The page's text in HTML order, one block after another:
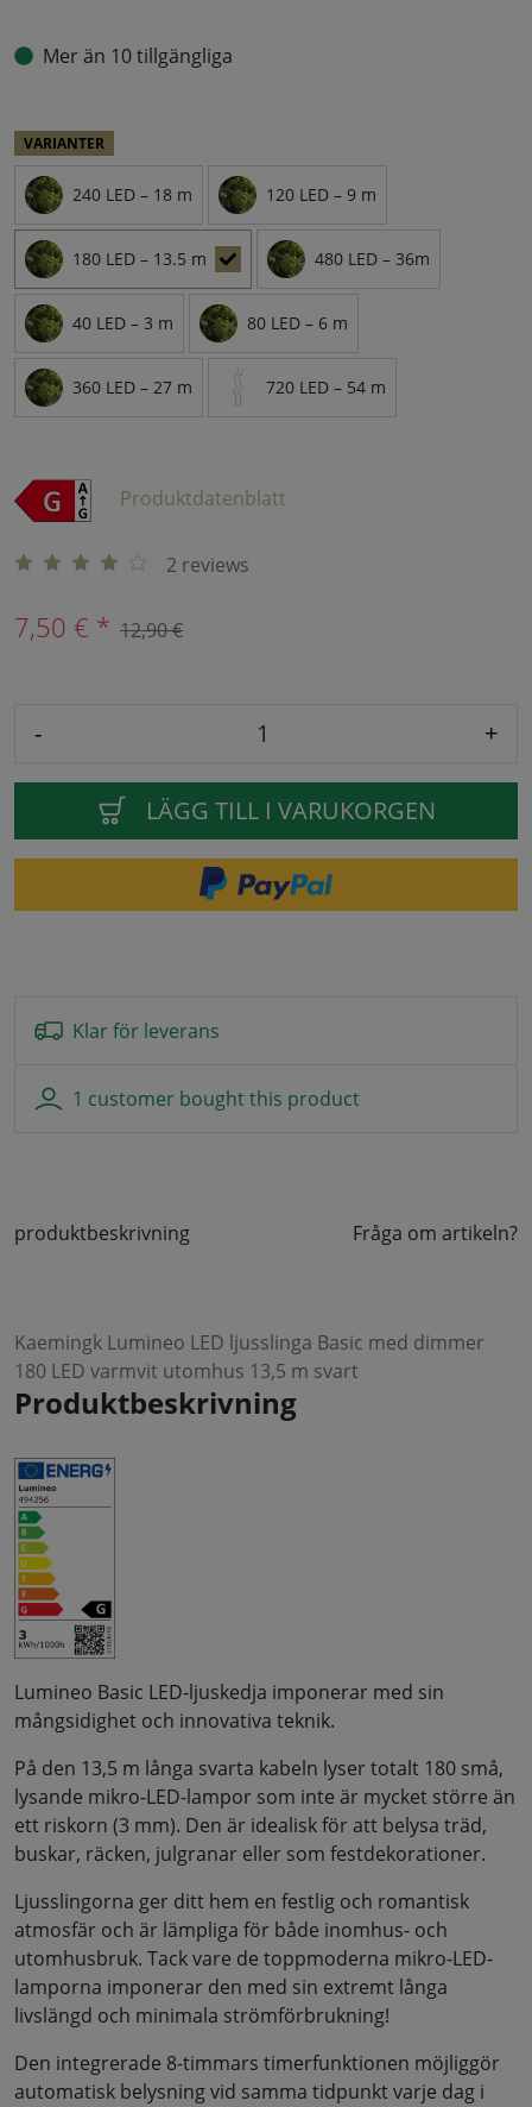
Mer än 10 tillgängliga
VARIANTER
240 LED – 18 m 120 LED – 9 m
180 LED – 13.5 m 480 LED – 36m
40 LED – 3 m 80 LED – 6 m
360 LED – 27 m 720 LED – 54 m
Produktdatenblatt
2 reviews
7,50 € * 12,90 €
- +
LÄGG TILL I VARUKORGEN
Klar för leverans
1 customer bought this product
produktbeskrivning Fråga om artikeln?
Kaemingk Lumineo LED ljusslinga Basic med dimmer
180 LED varmvit utomhus 13,5 m svart
Produktbeskrivning
Lumineo Basic LED-ljuskedja imponerar med sin
mångsidighet och innovativa teknik.
På den 13,5 m långa svarta kabeln lyser totalt 180 små,
lysande mikro-LED-lampor som inte är mycket större än
ett riskorn (3 mm). Den är idealisk för att belysa träd,
buskar, räcken, julgranar eller som festdekorationer.
Ljusslingorna ger ditt hem en festlig och romantisk
atmosfär och är lämpliga för både inomhus- och
utomhusbruk. Tack vare de toppmoderna mikro-LED-
lamporna imponerar den med sin extremt långa
livslängd och minimala strömförbrukning!
Den integrerade 8-timmars timerfunktionen möjliggör
automatisk belysning vid samma tidpunkt varje dag i